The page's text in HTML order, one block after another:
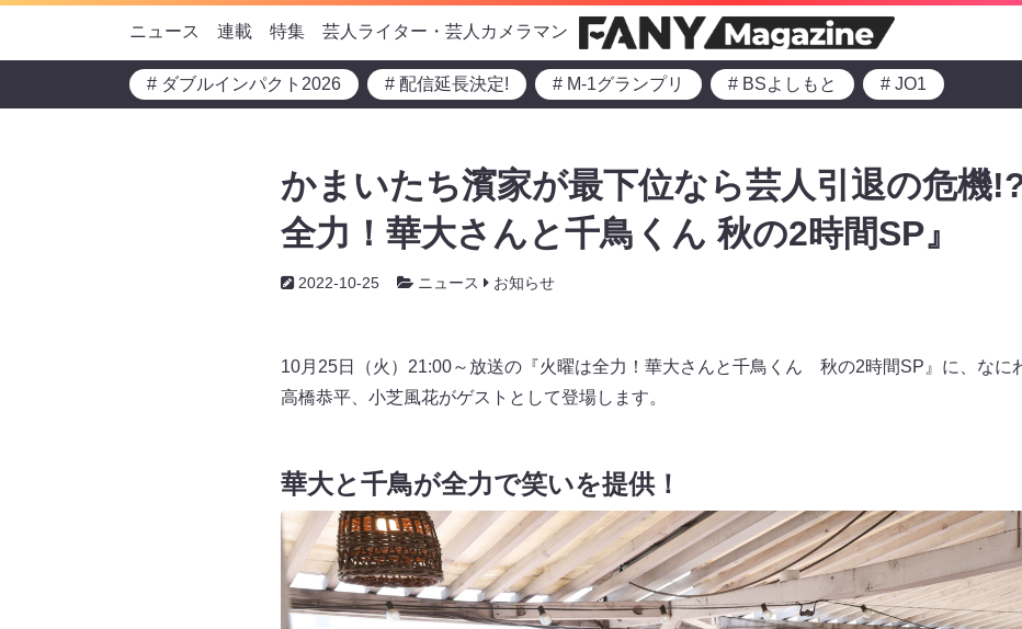
ニュース 連載 特集 芸人ライター・芸人カメラマン
# ダブルインパクト2026 # 配信延長決定! # M-1グランプリ # BSよしもと # JO1
かまいたち濱家が最下位なら芸人引退の危機
全力！華大さんと千鳥くん 秋の2時間SP』
2022-10-25 ニュース お知らせ
10月25日（火）21:00～放送の『火曜は全力！華大さんと千鳥くん 秋の2時間SP』に、なに
高橋恭平、小芝風花がゲストとして登場します。
華大と千鳥が全力で笑いを提供！